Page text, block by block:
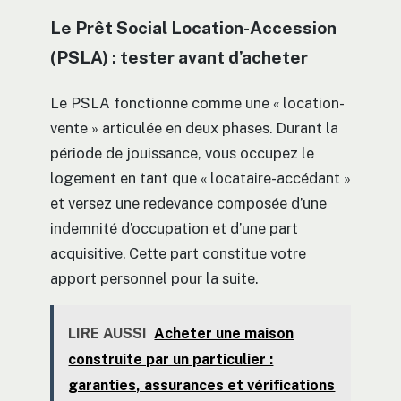
Le Prêt Social Location-Accession
(PSLA) : tester avant d’acheter
Le PSLA fonctionne comme une « location-
vente » articulée en deux phases. Durant la
période de jouissance, vous occupez le
logement en tant que « locataire-accédant »
et versez une redevance composée d’une
indemnité d’occupation et d’une part
acquisitive. Cette part constitue votre
apport personnel pour la suite.
LIRE AUSSI Acheter une maison
construite par un particulier :
garanties, assurances et vérifications